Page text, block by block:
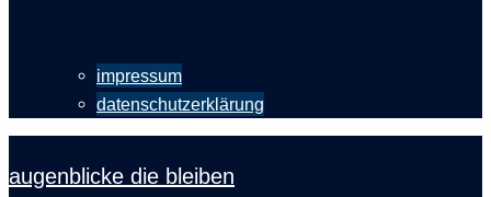
impressum
datenschutzerklärung
augenblicke die bleiben